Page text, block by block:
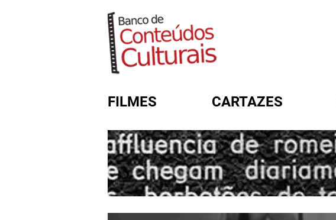
FILMES CARTAZES
FORMULÁRIO DE BUSCA